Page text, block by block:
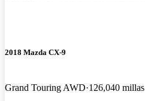
2018 Mazda CX-9
Grand Touring AWD 126,040 millas